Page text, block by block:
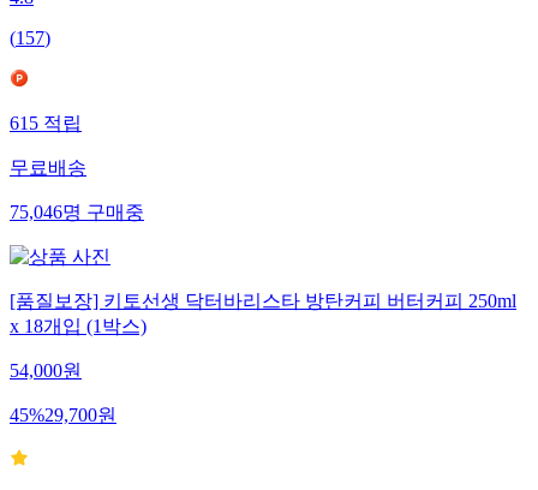
(157)
615적립
무료배송
75,046명구매중
[품질보장] 키토선생 닥터바리스타 방탄커피 버터커피 250ml
x 18개입 (1박스)
54,000원
45%29,700원